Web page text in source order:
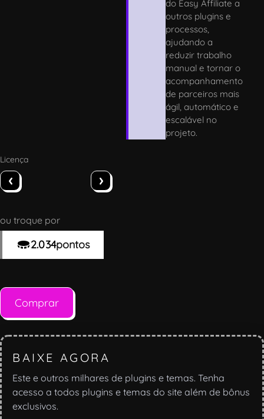
do Easy Affiliate a
outros plugins e
processos,
ajudando a
reduzir trabalho
manual e tornar o
acompanhamento
de parceiros mais
ágil, automático e
escalável no
projeto.
Licença
‹ ›
ou troque por
2.034pontos
Comprar
BAIXE AGORA
Este e outros milhares de plugins e temas. Tenha
acesso a todos plugins e temas do site além de bônus
exclusivos.